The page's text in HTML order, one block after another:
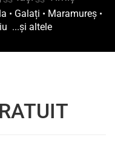
• Galați • Maramureș •
...și altele